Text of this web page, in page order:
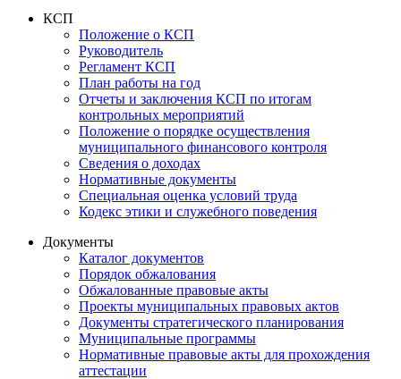
КСП
Положение о КСП
Руководитель
Регламент КСП
План работы на год
Отчеты и заключения КСП по итогам
контрольных мероприятий
Положение о порядке осуществления
муниципального финансового контроля
Сведения о доходах
Нормативные документы
Специальная оценка условий труда
Кодекс этики и служебного поведения
Документы
Каталог документов
Порядок обжалования
Обжалованные правовые акты
Проекты муниципальных правовых актов
Документы стратегического планирования
Муниципальные программы
Нормативные правовые акты для прохождения
аттестации